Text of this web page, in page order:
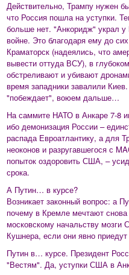
Действительно, Трампу нужен
что Россия пошла на уступки.
больше нет. "Анкоридж" украл у
войне. Это благодаря ему до
Краматорск (надеялись, что
вывести оттуда ВСУ), в
обстреливают и убивают
время западники завалили
"побеждает", воюем дальше…
На саммите НАТО в Анкаре 7-8
ибо демонизация России –
распада Евроатлантику, а для
неоконов и разругавшегося с
попыток оздоровить США, –
срока.
А Путин… в курсе?
Возникает законный вопрос: а
почему в Кремле мечтают
московскому начальству
Кушнера, если они явно
Путин в… курсе. Президент
"Вестям". Да, уступки США в